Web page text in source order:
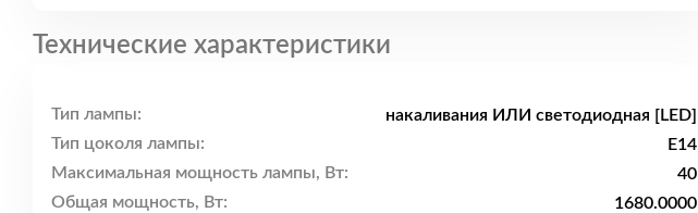
Технические характеристики
Тип лампы:
накаливания ИЛИ светодиодная [LED]
Тип цоколя лампы:
E14
Максимальная мощность лампы, Вт:
40
Общая мощность, Вт:
1680.0000